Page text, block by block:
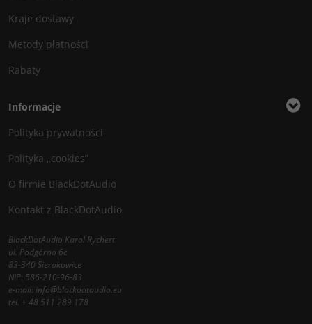
Kraje dostawy
Metody płatności
Rabaty
Informacje
Polityka prywatności
Polityka „cookies”
O firmie BlackDotAudio
Kontakt z BlackDotAudio
BlackDotAudio Karol Rychert
ul. Podgórna 6c
83-340 Sierakowice
NIP: 586-210-96-83
e-mail:info@blackdotaudio.eu
tel. + 48 511 289 178